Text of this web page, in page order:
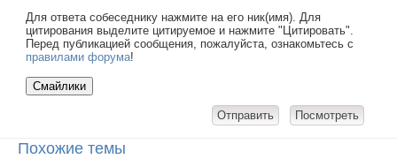
Для ответа собеседнику нажмите на его ник(имя). Для
цитирования выделите цитируемое и нажмите "Цитировать".
Перед публикацией сообщения, пожалуйста, ознакомьтесь с
правилами форума!
Похожие темы